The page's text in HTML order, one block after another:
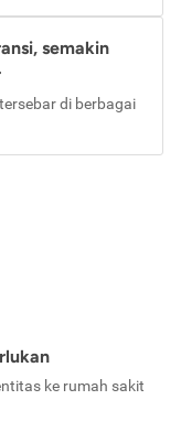
semakin
di berbagai
ke rumah sakit